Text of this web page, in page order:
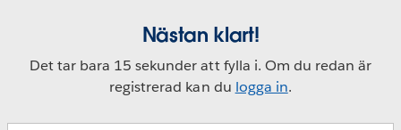
Nästan klart!
Det tar bara 15 sekunder att fylla i. Om du redan är
registrerad kan du logga in.